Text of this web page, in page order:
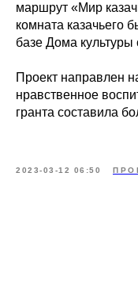
маршрут «Мир
комната казачьего
базе Дома
Проект направлен
нравственное
гранта составила
2023-03-12 06:50